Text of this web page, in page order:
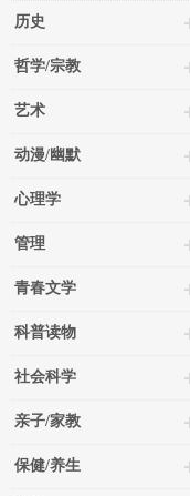
历史
哲学/宗教
艺术
动漫/幽默
心理学
管理
青春文学
科普读物
社会科学
亲子/家教
保健/养生